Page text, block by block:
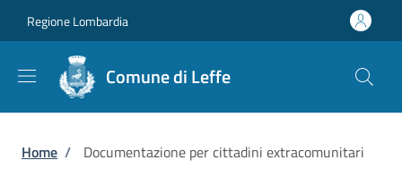
Regione Lombardia
Comune di Leffe
Briciole di pane
Home / Documentazione per cittadini extracomunitari